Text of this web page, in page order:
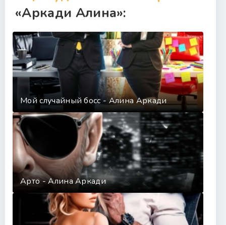
«Аркади Алина»:
Мой случайный босс - Алина Аркади
Арто - Алина Аркади